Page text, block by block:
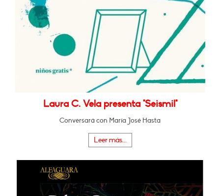
Laura C. Vela presenta "Seismil"
Conversará con María José Hasta
Leer más...